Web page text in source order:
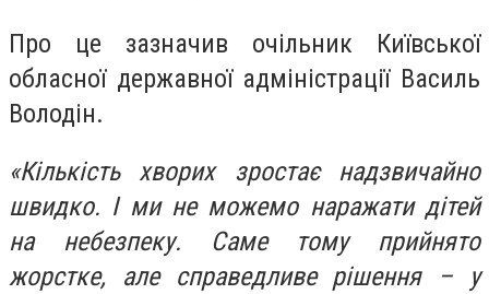
Про це зазначив очільник Київської
обласної державної адміністрації Василь
Володін.
«Кількість хворих зростає надзвичайно
швидко. І ми не можемо наражати дітей
на небезпеку. Саме тому прийнято
жорстке, але справедливе рішення – у